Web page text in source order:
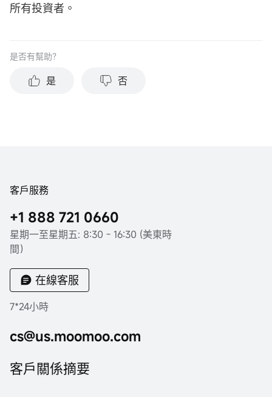
所有投資者。
是否有幫助？
是 否
客戶服務
+1 888 721 0660
星期一至星期五: 8:30 - 16:30 (美東時
間）
在線客服
7*24小時
cs@us.moomoo.com
客戶關係摘要